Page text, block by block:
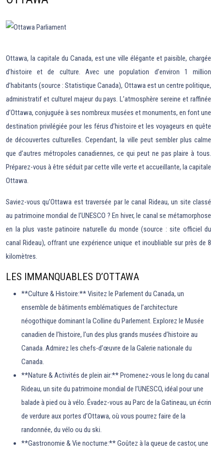
Ottawa, la capitale du Canada, est une ville élégante et paisible, chargée
d’histoire et de culture. Avec une population d’environ 1 million
d’habitants (source : Statistique Canada), Ottawa est un centre politique,
administratif et culturel majeur du pays. L’atmosphère sereine et raffinée
d’Ottawa, conjuguée à ses nombreux musées et monuments, en font une
destination privilégiée pour les férus d’histoire et les voyageurs en quête
de découvertes culturelles. Cependant, la ville peut sembler plus calme
que d’autres métropoles canadiennes, ce qui peut ne pas plaire à tous.
Préparez-vous à être séduit par cette ville verte et accueillante, la capitale
Ottawa.
Saviez-vous qu’Ottawa est traversée par le canal Rideau, un site classé
au patrimoine mondial de l’UNESCO ? En hiver, le canal se métamorphose
en la plus vaste patinoire naturelle du monde (source : site officiel du
canal Rideau), offrant une expérience unique et inoubliable sur près de 8
kilomètres.
LES IMMANQUABLES D’OTTAWA
**Culture & Histoire:** Visitez le Parlement du Canada, un
ensemble de bâtiments emblématiques de l’architecture
néogothique dominant la Colline du Parlement. Explorez le Musée
canadien de l’histoire, l’un des plus grands musées d’histoire au
Canada. Admirez les chefs-d’œuvre de la Galerie nationale du
Canada.
**Nature & Activités de plein air:** Promenez-vous le long du canal
Rideau, un site du patrimoine mondial de l’UNESCO, idéal pour une
balade à pied ou à vélo. Évadez-vous au Parc de la Gatineau, un écrin
de verdure aux portes d’Ottawa, où vous pourrez faire de la
randonnée, du vélo ou du ski.
**Gastronomie & Vie nocturne:** Goûtez à la queue de castor, une